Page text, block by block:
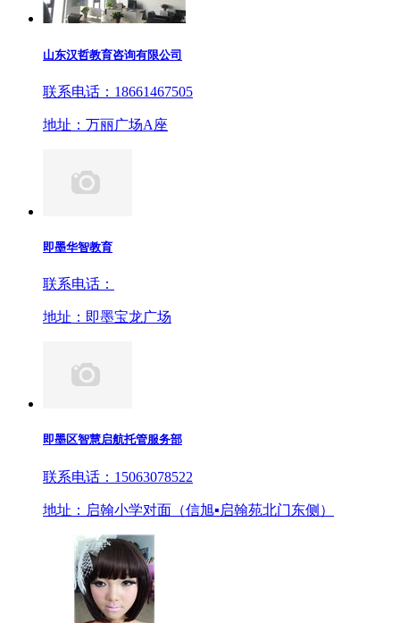
山东汉哲教育咨询有限公司
联系电话：18661467505
地址：万丽广场A座
即墨华智教育
联系电话：
地址：即墨宝龙广场
即墨区智慧启航托管服务部
联系电话：15063078522
地址：启翰小学对面（信旭▪启翰苑北门东侧）